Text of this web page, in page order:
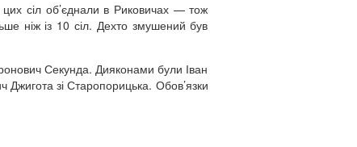
сіл об’єднали в Риковичах — тож
ніж із 10 сіл. Дехто змушений був
Секунда. Дияконами були Іван
зі Старопорицька. Обов’язки